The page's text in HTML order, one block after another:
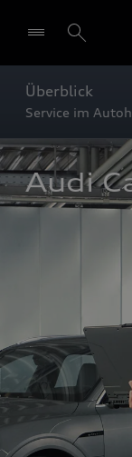
Überblick
Service im
Audi